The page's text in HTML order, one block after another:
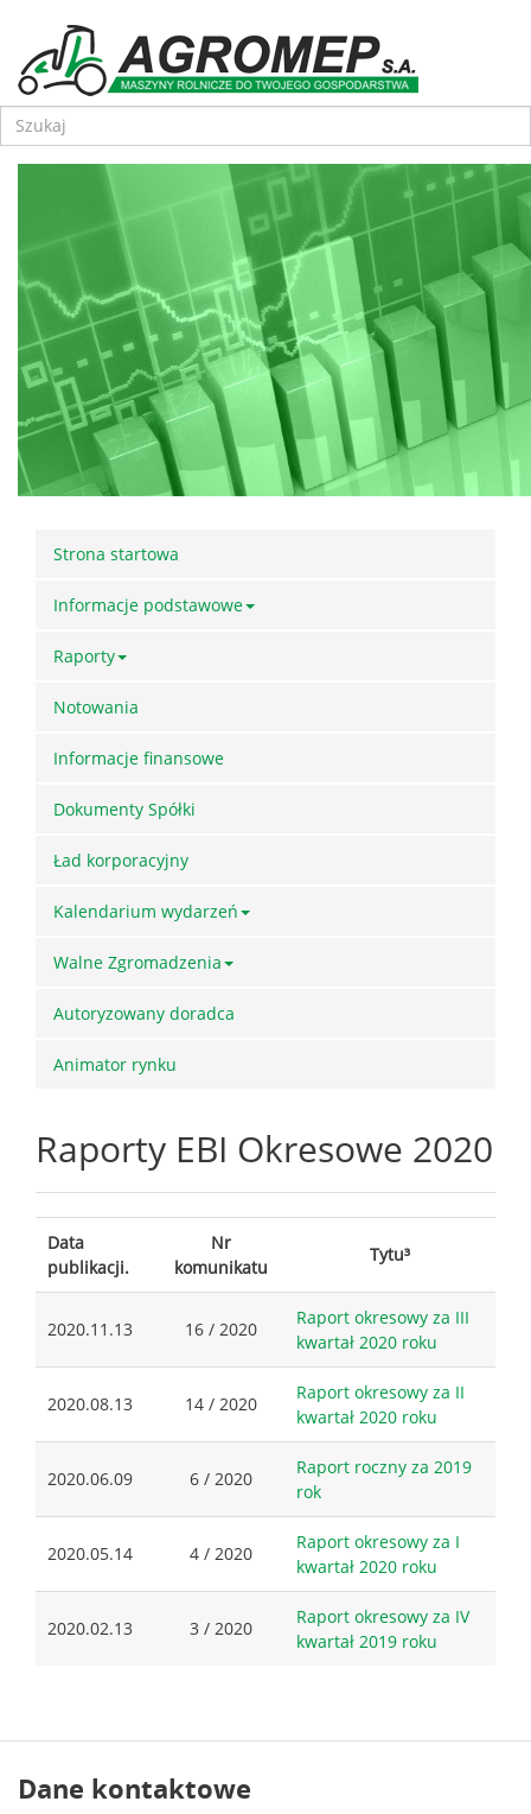
Strona startowa
Informacje podstawowe
Raporty
Notowania
Informacje finansowe
Dokumenty Spółki
Ład korporacyjny
Kalendarium wydarzeń
Walne Zgromadzenia
Autoryzowany doradca
Animator rynku
Raporty EBI Okresowe 2020
Data
publikacji.
Nr
komunikatu
Tytu³
2020.11.13 16 / 2020
Raport okresowy za III
kwartał 2020 roku
2020.08.13 14 / 2020
Raport okresowy za II
kwartał 2020 roku
2020.06.09 6 / 2020
Raport roczny za 2019
rok
2020.05.14 4 / 2020
Raport okresowy za I
kwartał 2020 roku
2020.02.13 3 / 2020
Raport okresowy za IV
kwartał 2019 roku
Dane kontaktowe